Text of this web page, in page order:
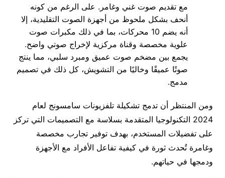
مع تقديم صوت غني وغامر. على الرغم من كونه
أنحف بشكل ملحوظ من أجهزة الصوت التقليدية، إلا
أنه يضم 10 محركات، بما في ذلك مكبرات صوت
علوية مخصصة وقناة مركزية لإخراج صوتي واضح.
يجمع بين مضخم صوت عميق ومبرد سلبي، مما ينتج
صوتًا عميقًا وخاليًا من التشويش، كل ذلك في تصميم
مدمج.
ومن المنتظر أن تدمج تشكيلة تلفزيونات سامسونج لعام
2024 التكنولوجيا المتقدمة بسلاسة مع التصميمات التي تركز
على تفضيلات المستخدم، بهدف توفير تجارب مخصصة
وغامرة تُحدث ثورة في كيفية تفاعل الأفراد مع الأجهزة
ودمجها في حياتهم.